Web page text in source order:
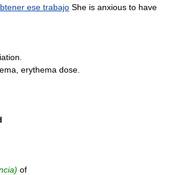
ese trabajo She is anxious to have
erythema dose.
of